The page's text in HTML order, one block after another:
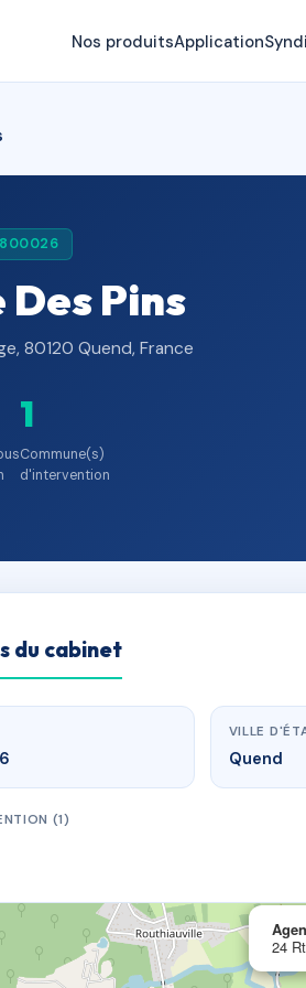
Nos produitsApplication
Pins
80120 Quend, France
1
Commune(s)
d'intervention
du cabinet
VILLE
Quend
(1)
24